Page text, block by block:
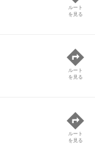
ルート
を見る
ルート
を見る
ルート
を見る